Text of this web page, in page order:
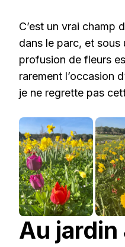
C’est un vrai champ
dans le parc, et
profusion de fleurs
rarement l’occasion
je ne regrette pas
Au jardin